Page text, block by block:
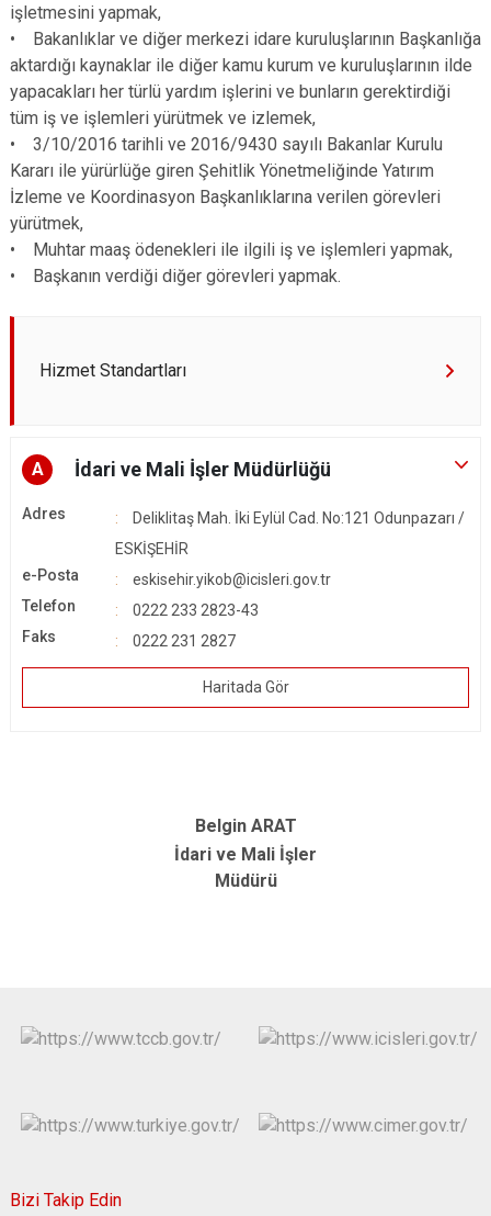
işletmesini yapmak,
• Bakanlıklar ve diğer merkezi idare kuruluşlarının Başkanlığa
aktardığı kaynaklar ile diğer kamu kurum ve kuruluşlarının ilde
yapacakları her türlü yardım işlerini ve bunların gerektirdiği
tüm iş ve işlemleri yürütmek ve izlemek,
• 3/10/2016 tarihli ve 2016/9430 sayılı Bakanlar Kurulu
Kararı ile yürürlüğe giren Şehitlik Yönetmeliğinde Yatırım
İzleme ve Koordinasyon Başkanlıklarına verilen görevleri
yürütmek,
• Muhtar maaş ödenekleri ile ilgili iş ve işlemleri yapmak,
• Başkanın verdiği diğer görevleri yapmak.
Hizmet Standartları
A İdari ve Mali İşler Müdürlüğü
Adres
Deliklitaş Mah. İki Eylül Cad. No:121 Odunpazarı /
ESKİŞEHİR
e-Posta
eskisehir.yikob@icisleri.gov.tr
Telefon
0222 233 2823-43
Faks
0222 231 2827
Haritada Gör
Belgin ARAT
İdari ve Mali İşler
Müdürü
Bizi Takip Edin